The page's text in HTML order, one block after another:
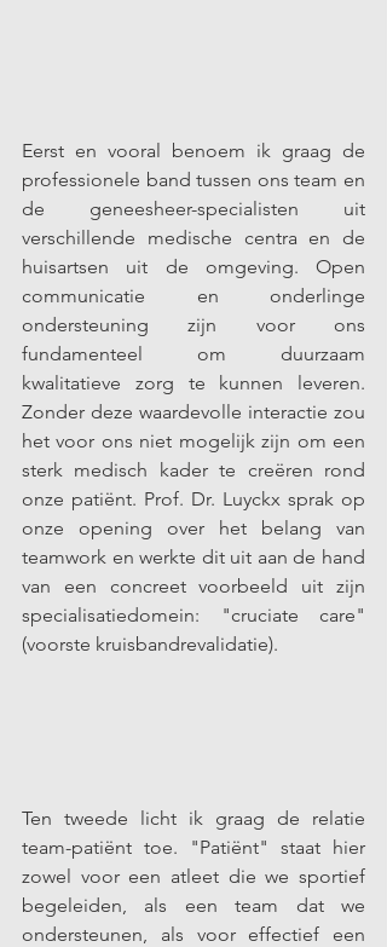
Eerst en vooral benoem ik graag de
professionele band tussen ons team en
de geneesheer-specialisten uit
verschillende medische centra en de
huisartsen uit de omgeving. Open
communicatie en onderlinge
ondersteuning zijn voor ons
fundamenteel om duurzaam
kwalitatieve zorg te kunnen leveren.
Zonder deze waardevolle interactie zou
het voor ons niet mogelijk zijn om een
sterk medisch kader te creëren rond
onze patiënt. Prof. Dr. Luyckx sprak op
onze opening over het belang van
teamwork en werkte dit uit aan de hand
van een concreet voorbeeld uit zijn
specialisatiedomein: "cruciate care"
(voorste kruisbandrevalidatie).
Ten tweede licht ik graag de relatie
team-patiënt toe. "Patiënt" staat hier
zowel voor een atleet die we sportief
begeleiden, als een team dat we
ondersteunen, als voor effectief een